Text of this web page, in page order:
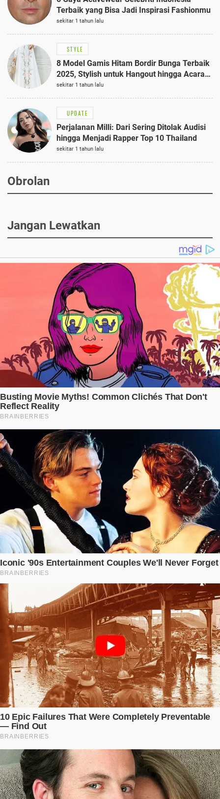
Terbaik yang Bisa Jadi Inspirasi Fashionmu
sekitar 1 tahun lalu
STYLE
8 Model Gamis Hitam Bordir Bunga Terbaik
2025, Stylish untuk Hangout hingga Acara
Semi-Formal
sekitar 1 tahun lalu
UPDATE
Perjalanan Milli: Dari Sering Ditolak Audisi
hingga Menjadi Rapper Top 10 Thailand
sekitar 1 tahun lalu
Obrolan
Jangan Lewatkan